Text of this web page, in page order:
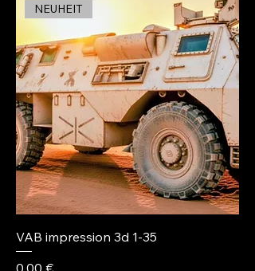
NEUHEIT
VAB impression 3d 1-35
Preis